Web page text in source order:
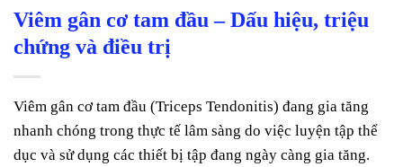
Viêm gân cơ tam đầu – Dấu hiệu, triệu
chứng và điều trị
Viêm gân cơ tam đầu (Triceps Tendonitis) đang gia tăng
nhanh chóng trong thực tế lâm sàng do việc luyện tập thể
dục và sử dụng các thiết bị tập đang ngày càng gia tăng.